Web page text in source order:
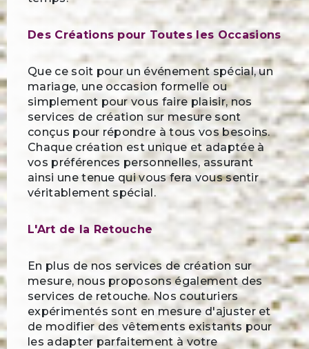
Des Créations pour Toutes les Occasions
Que ce soit pour un événement spécial, un
mariage, une occasion formelle ou
simplement pour vous faire plaisir, nos
services de création sur mesure sont
conçus pour répondre à tous vos besoins.
Chaque création est unique et adaptée à
vos préférences personnelles, assurant
ainsi une tenue qui vous fera vous sentir
véritablement spécial.
L'Art de la Retouche
En plus de nos services de création sur
mesure, nous proposons également des
services de retouche. Nos couturiers
expérimentés sont en mesure d'ajuster et
de modifier des vêtements existants pour
les adapter parfaitement à votre